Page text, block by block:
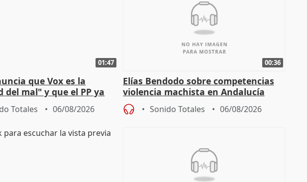
01:47
que Vox es la
del mal" y que el PP ya
sus tesis
Totales 06/08/2026
00:36
Elías Bendodo sobre competencias
violencia machista en Andalucía
Sonido Totales 06/08/2026